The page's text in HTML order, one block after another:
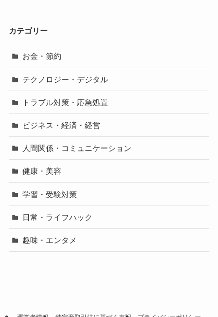
カテゴリー
お金・節約
テクノロジー・デジタル
トラブル対策・応急処置
ビジネス・経済・経営
人間関係・コミュニケーション
健康・美容
学習・受験対策
日常・ライフハック
趣味・エンタメ